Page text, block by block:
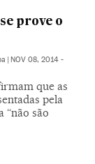
prove o
| NOV 08, 2014 -
que as
pela
“não são